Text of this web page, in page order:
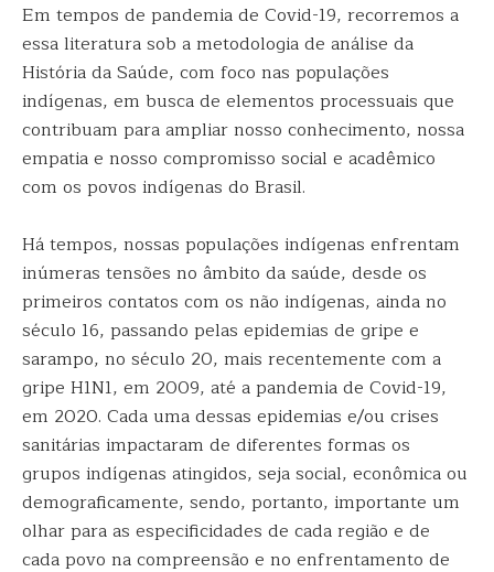
Em tempos de pandemia de Covid-19, recorremos a
essa literatura sob a metodologia de análise da
História da Saúde, com foco nas populações
indígenas, em busca de elementos processuais que
contribuam para ampliar nosso conhecimento, nossa
empatia e nosso compromisso social e acadêmico
com os povos indígenas do Brasil.
Há tempos, nossas populações indígenas enfrentam
inúmeras tensões no âmbito da saúde, desde os
primeiros contatos com os não indígenas, ainda no
século 16, passando pelas epidemias de gripe e
sarampo, no século 20, mais recentemente com a
gripe H1N1, em 2009, até a pandemia de Covid-19,
em 2020. Cada uma dessas epidemias e/ou crises
sanitárias impactaram de diferentes formas os
grupos indígenas atingidos, seja social, econômica ou
demograficamente, sendo, portanto, importante um
olhar para as especificidades de cada região e de
cada povo na compreensão e no enfrentamento de